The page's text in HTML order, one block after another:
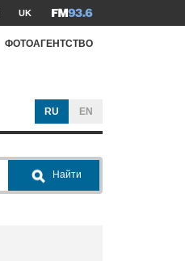
UK
ФОТОАГЕНТСТВО
RU EN
Найти